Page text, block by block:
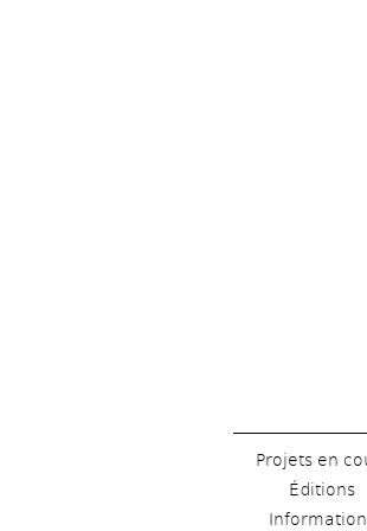
Projets en
Éditions